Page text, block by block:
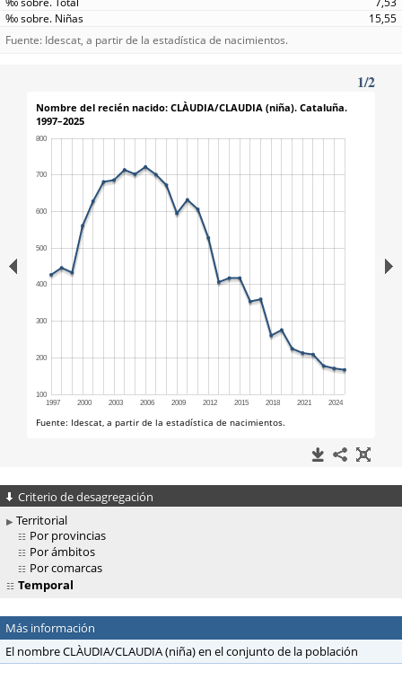
15,55
Fuente: Idescat, a partir de la estadística de nacimientos.
Criterio de desagregación
Territorial
Por provincias
Por ámbitos
Por comarcas
Temporal
Más información
El nombre CLÀUDIA/CLAUDIA (niña) en el conjunto de la población